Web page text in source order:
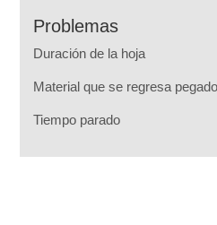
Problemas
Duración de la hoja
Material que se regresa
Tiempo parado